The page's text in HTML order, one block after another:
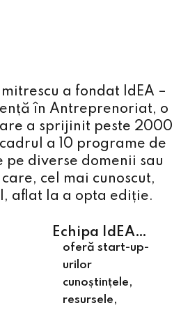
a fondat IdEA –
în Antreprenoriat, o
a sprijinit peste 2000
a 10 programe de
pe diverse domenii sau
cel mai cunoscut,
aflat la a opta ediție.
Echipa IdEA…
oferă start-up-
urilor
cunoștințele,
resursele,